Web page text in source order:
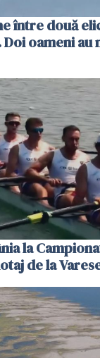
între două
oameni au
la
de la